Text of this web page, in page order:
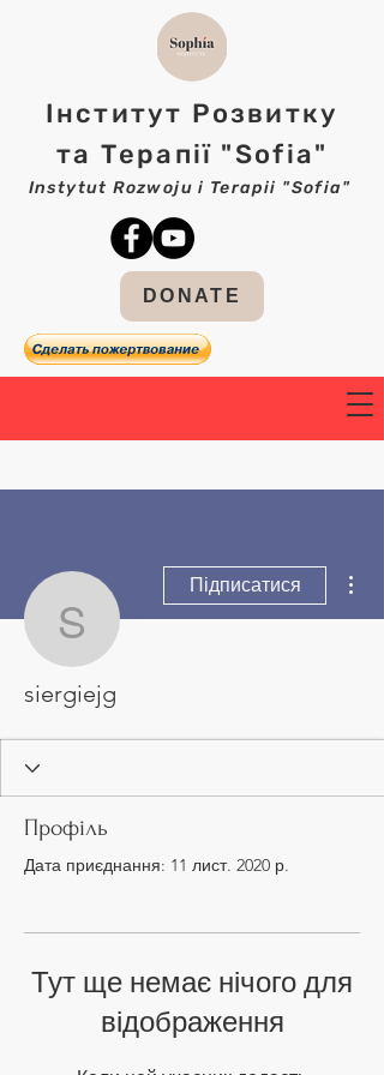
Інститут Розвитку
та Терапії "Sofia"
Instytut Rozwoju i Terapii "Sofia"
DONATE
siergiejg
Підписатися
siergiejg
Профіль
Дата приєднання: 11 лист. 2020 р.
Тут ще немає нічого для
відображення